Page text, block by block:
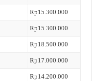
Rp15.300.000
Rp15.300.000
Rp18.500.000
Rp17.000.000
Rp14.200.000